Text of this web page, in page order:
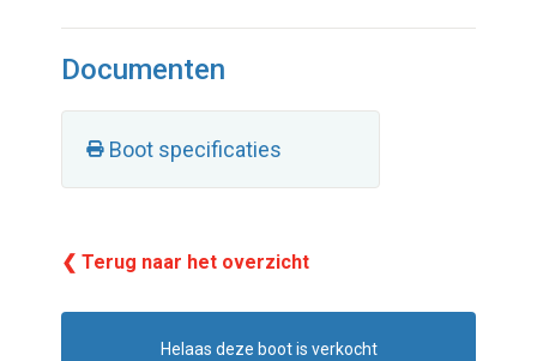
Documenten
Boot specificaties
❮ Terug naar het overzicht
Helaas deze boot is verkocht